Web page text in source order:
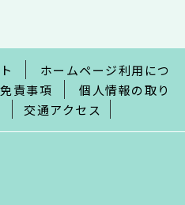
ホームページ利用につ
責事項
個人情報の取り
交通アクセス